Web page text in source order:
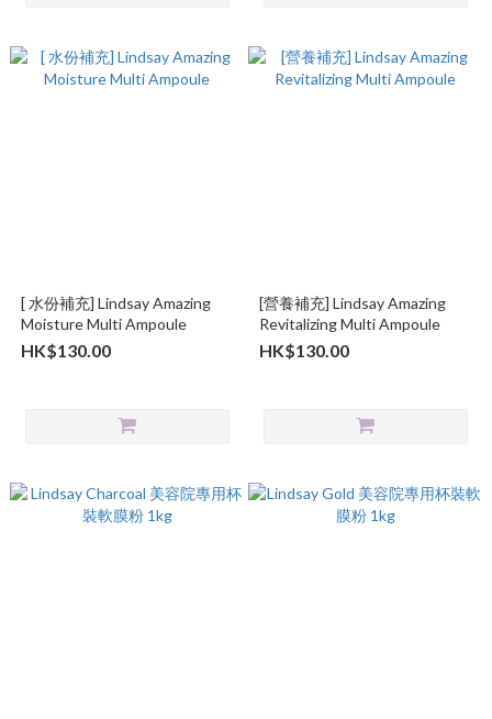
[ 水份補充] Lindsay Amazing
Moisture Multi Ampoule
HK$130.00
[營養補充] Lindsay Amazing
Revitalizing Multi Ampoule
HK$130.00